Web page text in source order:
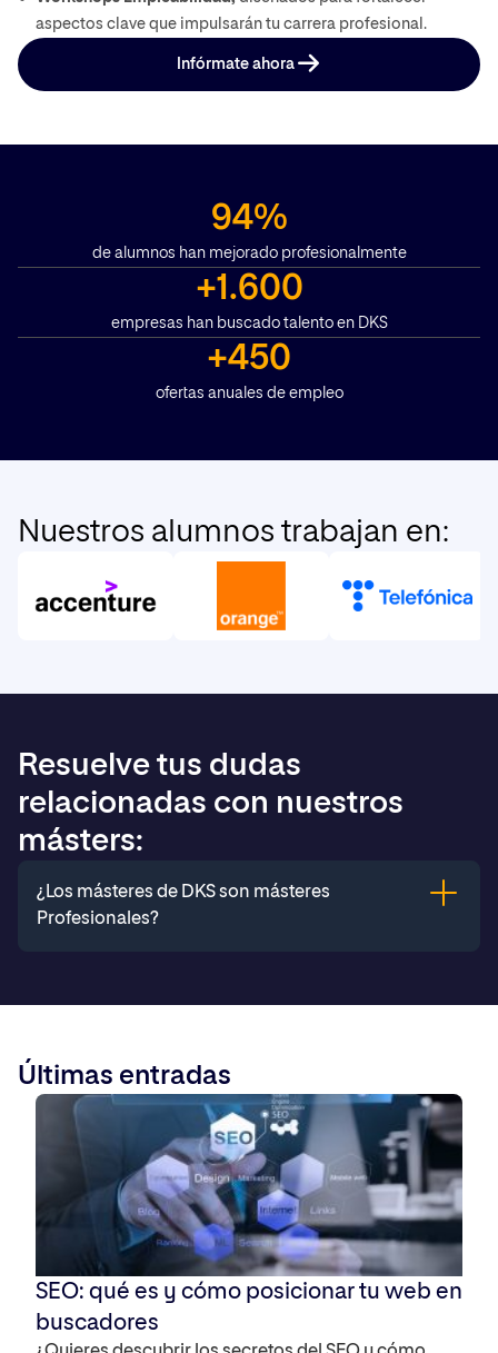
aspectos clave que impulsarán tu carrera profesional.
Infórmate ahora
94%
de alumnos han mejorado profesionalmente
+1.600
empresas han buscado talento en DKS
+450
ofertas anuales de empleo
Nuestros alumnos trabajan en:
Resuelve tus dudas
relacionadas con nuestros
másters:
¿Los másteres de DKS son másteres
Profesionales?
permitirá profundizar en los conocimientos más técnicos y
Últimas entradas
SEO: qué es y cómo posicionar tu web en
buscadores